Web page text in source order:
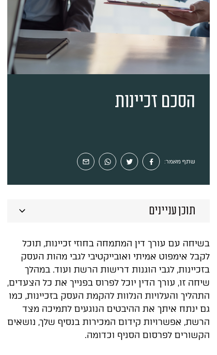
יצירת קשר
ייעוץ ראשוני
הסכם זכיינות
שתף מאמר:
בשיחה עם עורך דין המתמחה בחוזי זכיינות, תוכל
לקבל אימפוט אמיתי ואובייקטיבי לגבי מהות העסק
בזכיינות, לגבי הוגנות דרישות הרשת ועוד. במהלך
שיחה זו, עורך הדין יוכל לפרוס בפנייך את כל הצעדים,
התהליך והעלויות הנלוות להקמת העסק בזכיינות, כמו
גם ינתח איתך את ההיבטים הנוגעים לתמיכה מצד
הרשת, אפשרויות קידום המכירות בנסיף שלך, נושאים
הקשורים לפרסום הסניף וכדומה.
תוכן עניינים